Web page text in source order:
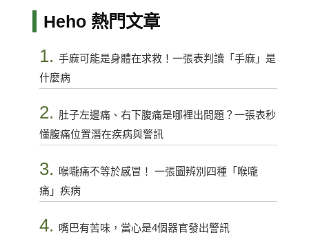
Heho 熱門文章
1. 手麻可能是身體在求救！一張表判讀「手麻」是
什麼病
2. 肚子左邊痛、右下腹痛是哪裡出問題？一張表秒
懂腹痛位置潛在疾病與警訊
3.
喉嚨痛不等於感冒！ 一張圖辨別四種「喉嚨
痛」疾病
4. 嘴巴有苦味，當心是4個器官發出警訊